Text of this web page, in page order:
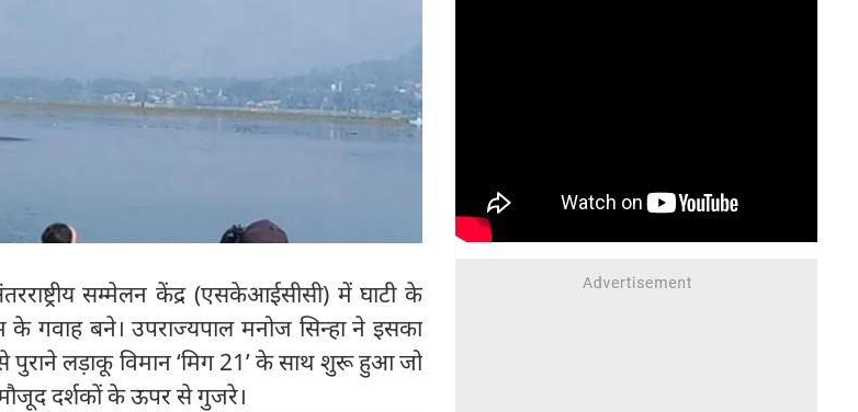
सम्मेलन केंद्र (एसकेआईसीसी) में घाटी के
गवाह बने। उपराज्यपाल मनोज सिन्हा ने इसका
पुराने लड़ाकू विमान ‘मिग 21’ के साथ शुरू हुआ जो
दर्शकों के ऊपर से गुजरे।